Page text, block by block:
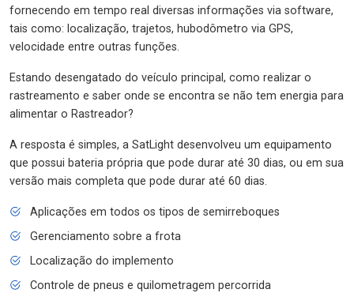
fornecendo em tempo real diversas informações via software,
tais como: localização, trajetos, hubodômetro via GPS,
velocidade entre outras funções.
Estando desengatado do veículo principal, como realizar o
rastreamento e saber onde se encontra se não tem energia para
alimentar o Rastreador?
A resposta é simples, a SatLight desenvolveu um equipamento
que possui bateria própria que pode durar até 30 dias, ou em sua
versão mais completa que pode durar até 60 dias.
Aplicações em todos os tipos de semirreboques
Gerenciamento sobre a frota
Localização do implemento
Controle de pneus e quilometragem percorrida